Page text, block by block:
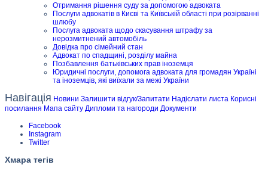
Отримання рішення суду за допомогою адвоката
Послуги адвокатів в Києві та Київській області при розірванні
шлюбу
Послуга адвоката щодо скасування штрафу за
нерозмитнений автомобіль
Довідка про сімейний стан
Адвокат по спадщині, розділу майна
Позбавлення батьківських прав іноземця
Юридичні послуги, допомога адвоката для громадян Україні
та іноземців, які виїхали за межі України
Навігація Новини Залишити відгук/Запитати Надіслати листа Корисні
посилання Мапа сайту Дипломи та нагороди Документи
Facebook
Instagram
Twitter
Хмара тегів